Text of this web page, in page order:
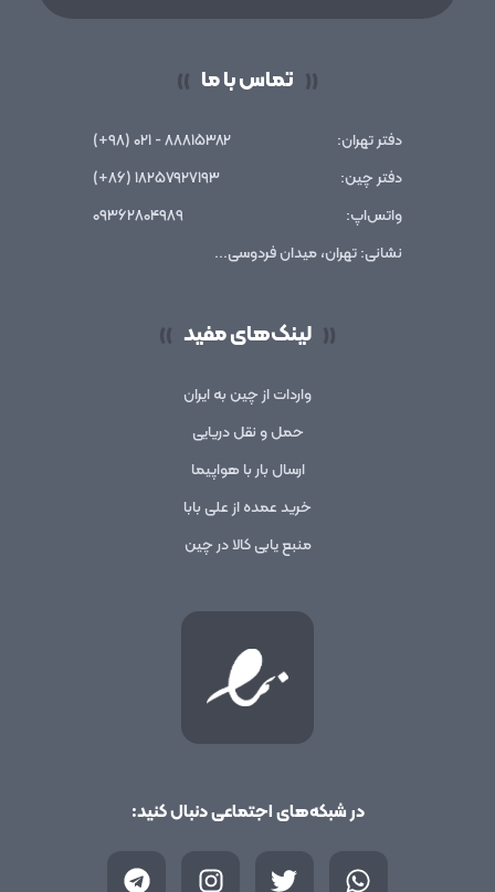
(( تماس با ما ))
دفتر تهران:
۸۸۸۱۵۳۸۲ - ۰۲۱ (۹۸+)
دفتر چین:
۱۸۲۵۷۹۲۷۱۹۳ (۸۶+)
واتس‌اپ:
۰۹۳۶۲۸۰۴۹۸۹
نشانی: تهران، میدان فردوسی...
(( لینک‌های مفید ))
واردات از چین به ایران
حمل و نقل دریایی
ارسال بار با هواپیما
خرید عمده از علی بابا
منبع یابی کالا در چین
در شبکه‌های اجتماعی دنبال کنید:
W
T
I
T